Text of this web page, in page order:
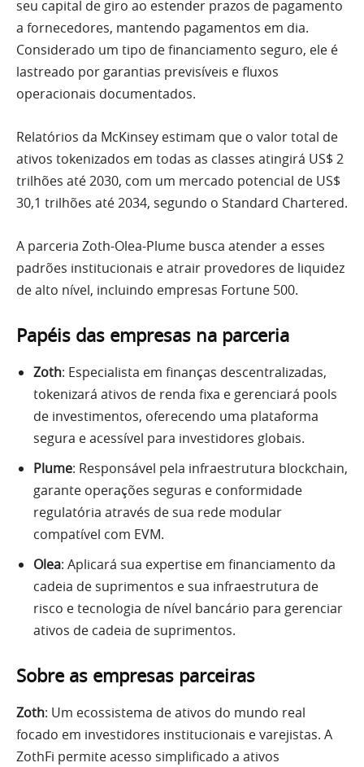
seu capital de giro ao estender prazos de pagamento
a fornecedores, mantendo pagamentos em dia.
Considerado um tipo de financiamento seguro, ele é
lastreado por garantias previsíveis e fluxos
operacionais documentados.
Relatórios da McKinsey estimam que o valor total de
ativos tokenizados em todas as classes atingirá US$ 2
trilhões até 2030, com um mercado potencial de US$
30,1 trilhões até 2034, segundo o Standard Chartered.
A parceria Zoth-Olea-Plume busca atender a esses
padrões institucionais e atrair provedores de liquidez
de alto nível, incluindo empresas Fortune 500.
Papéis das empresas na parceria
Zoth: Especialista em finanças descentralizadas,
tokenizará ativos de renda fixa e gerenciará pools
de investimentos, oferecendo uma plataforma
segura e acessível para investidores globais.
Plume: Responsável pela infraestrutura blockchain,
garante operações seguras e conformidade
regulatória através de sua rede modular
compatível com EVM.
Olea: Aplicará sua expertise em financiamento da
cadeia de suprimentos e sua infraestrutura de
risco e tecnologia de nível bancário para gerenciar
ativos de cadeia de suprimentos.
Sobre as empresas parceiras
Zoth: Um ecossistema de ativos do mundo real
focado em investidores institucionais e varejistas. A
ZothFi permite acesso simplificado a ativos